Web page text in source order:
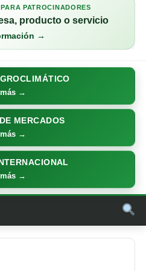
PATROCINADORES
producto o servicio
→
→
MERCADOS
→
→